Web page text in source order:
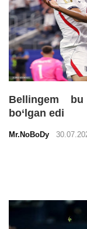
Bellingem
bo‘lgan edi
Mr.NoBoDy